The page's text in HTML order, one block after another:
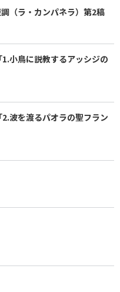
（ラ・カンパネラ）第2稿
小鳥に説教するアッシジの
波を渡るパオラの聖フラン